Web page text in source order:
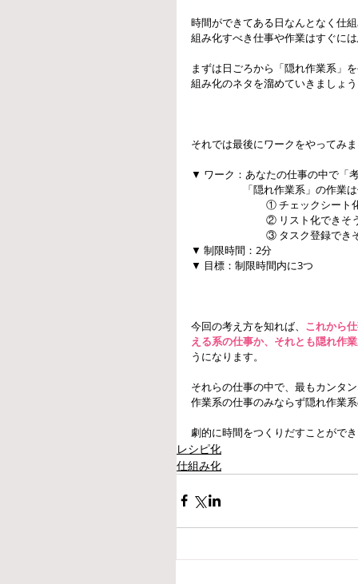
時間ができてある日なんとなく仕
組み化すべき仕事や作業はすぐに
まずは日ごろから「隠れ作業系」
組み化のネタを溜めていきましょ
それでは最後にワークをやってみ
▼ ワーク：あなたの仕事の中で「
「隠れ作業系」の作業は
① チェックシート化で
② リスト化できそうな
③ タスク登録できそう
▼ 制限時間：2分
▼ 目標：制限時間内に3つ
今回の考え方を知れば、 これから
える系の仕事か、それとも隠れ作
うになります。
それらの仕事の中で、最もカンタ
作業系の仕事のみならず隠れ作業
劇的に時間をつくりだすことがで
レシピ化
仕組み化